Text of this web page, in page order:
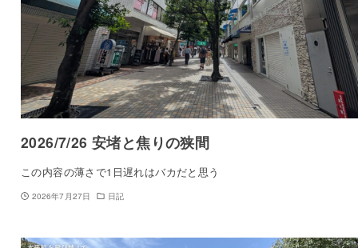
2026/7/26 安堵と焦りの狭間
この内容の薄さで1日遅れはバカだと思う
2026年7月27日 日記